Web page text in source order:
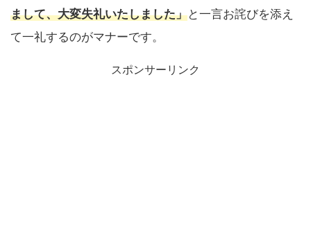
まして、大変失礼いたしました」と一言お詫びを添え
て一礼するのがマナーです。
スポンサーリンク